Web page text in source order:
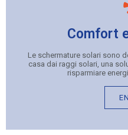
Comfort
Le schermature solari sono
casa dai raggi solari, una
risparmiare